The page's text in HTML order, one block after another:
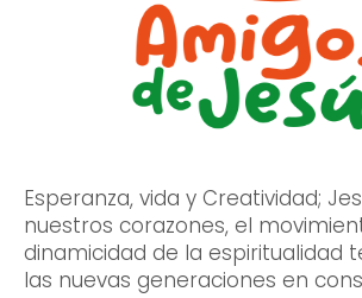
Esperanza, vida y Creatividad;
nuestros corazones, el
dinamicidad de la espiritualidad
las nuevas generaciones en